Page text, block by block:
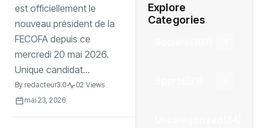
est officiellement le
nouveau président de la
FECOFA depuis ce
mercredi 20 mai 2026.
Unique candidat...
By redacteur3.0
02 Views
mai 23, 2026
Explore
Categories